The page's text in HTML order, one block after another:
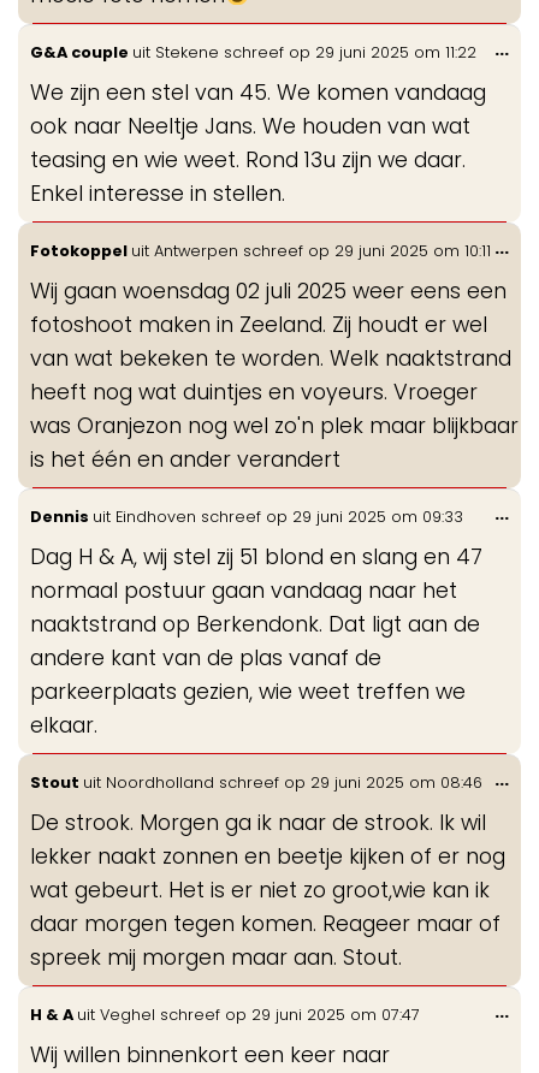
G&A couple uit Stekene schreef op 29 juni 2025 om 11:22
We zijn een stel van 45. We komen vandaag
ook naar Neeltje Jans. We houden van wat
teasing en wie weet. Rond 13u zijn we daar.
Enkel interesse in stellen.
...
Fotokoppel uit Antwerpen schreef op 29 juni 2025 om 10:11
Wij gaan woensdag 02 juli 2025 weer eens een
fotoshoot maken in Zeeland. Zij houdt er wel
van wat bekeken te worden. Welk naaktstrand
heeft nog wat duintjes en voyeurs. Vroeger
was Oranjezon nog wel zo'n plek maar blijkbaar
is het één en ander verandert
...
Dennis uit Eindhoven schreef op 29 juni 2025 om 09:33
Dag H & A, wij stel zij 51 blond en slang en 47
normaal postuur gaan vandaag naar het
naaktstrand op Berkendonk. Dat ligt aan de
andere kant van de plas vanaf de
parkeerplaats gezien, wie weet treffen we
elkaar.
...
Stout uit Noordholland schreef op 29 juni 2025 om 08:46
De strook. Morgen ga ik naar de strook. Ik wil
lekker naakt zonnen en beetje kijken of er nog
wat gebeurt. Het is er niet zo groot,wie kan ik
daar morgen tegen komen. Reageer maar of
spreek mij morgen maar aan. Stout.
...
H & A uit Veghel schreef op 29 juni 2025 om 07:47
Wij willen binnenkort een keer naar
...